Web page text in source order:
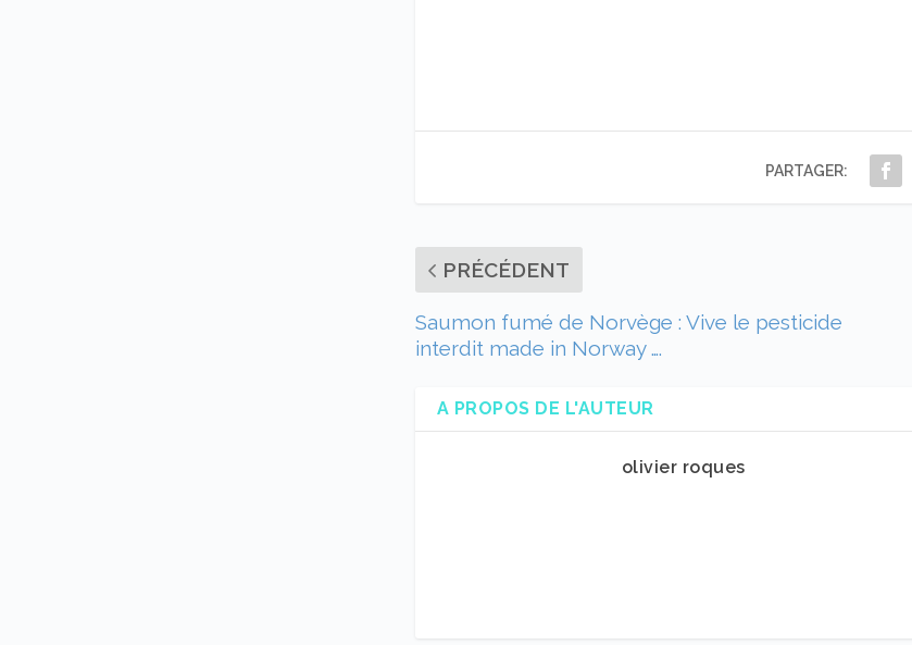
PARTAGER:
PRÉCÉDENT
Saumon fumé de Norvège : Vive le pesticide
interdit made in Norway ….
A PROPOS DE L'AUTEUR
olivier roques